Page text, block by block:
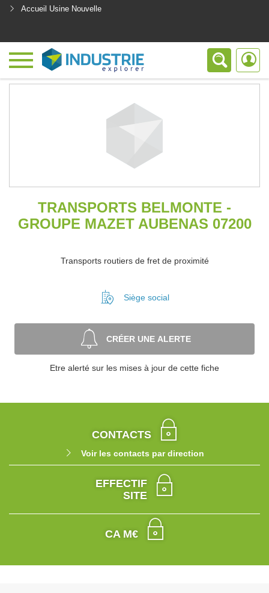
Accueil Usine Nouvelle
TRANSPORTS BELMONTE -
GROUPE MAZET AUBENAS 07200
Transports routiers de fret de proximité
Siège social
CRÉER UNE ALERTE
Etre alerté sur les mises à jour de cette fiche
CONTACTS
Voir les contacts par direction
EFFECTIF
SITE
CA M€